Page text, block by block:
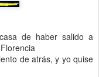
de haber salido a
de atrás, y yo quise